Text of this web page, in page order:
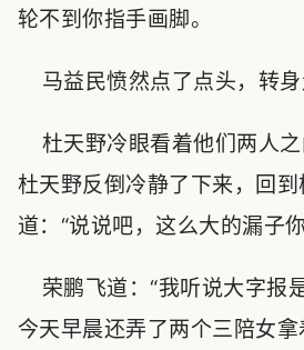
轮不到你指手画脚。
马益民愤然点了点头，转身
杜天野冷眼看着他们两人
杜天野反倒冷静了下来，回
道：“说说吧，这么大的漏子
荣鹏飞道：“我听说大字报
今天早晨还弄了两个三陪女